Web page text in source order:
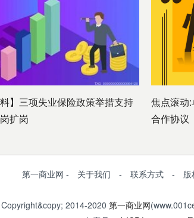
料】三项失业保险政策举措支持
扩岗
焦点滚动
合作协议
第一商业网 - 关于我们 - 联系方式 - 版
Copyright&copy; 2014-2020 第一商业网